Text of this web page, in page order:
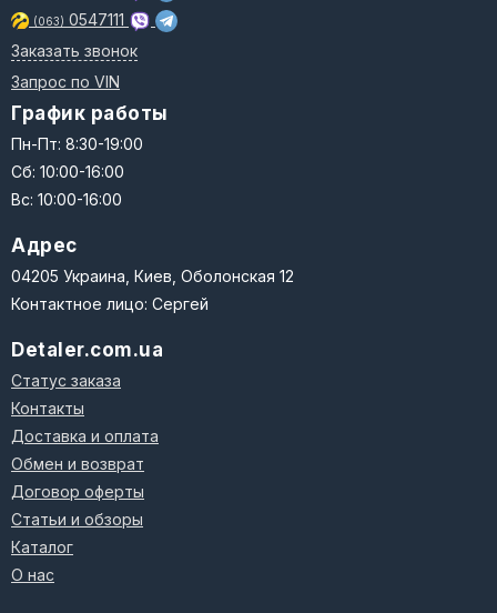
(063) 0547111
Заказать звонок
Запрос по VIN
График работы
Пн-Пт: 8:30-19:00
Сб: 10:00-16:00
Вс: 10:00-16:00
Адрес
04205 Украина, Киев, Оболонская 12
Контактное лицо: Сергей
Detaler.com.ua
Статус заказа
Контакты
Доставка и оплата
Обмен и возврат
Договор оферты
Статьи и обзоры
Каталог
О нас